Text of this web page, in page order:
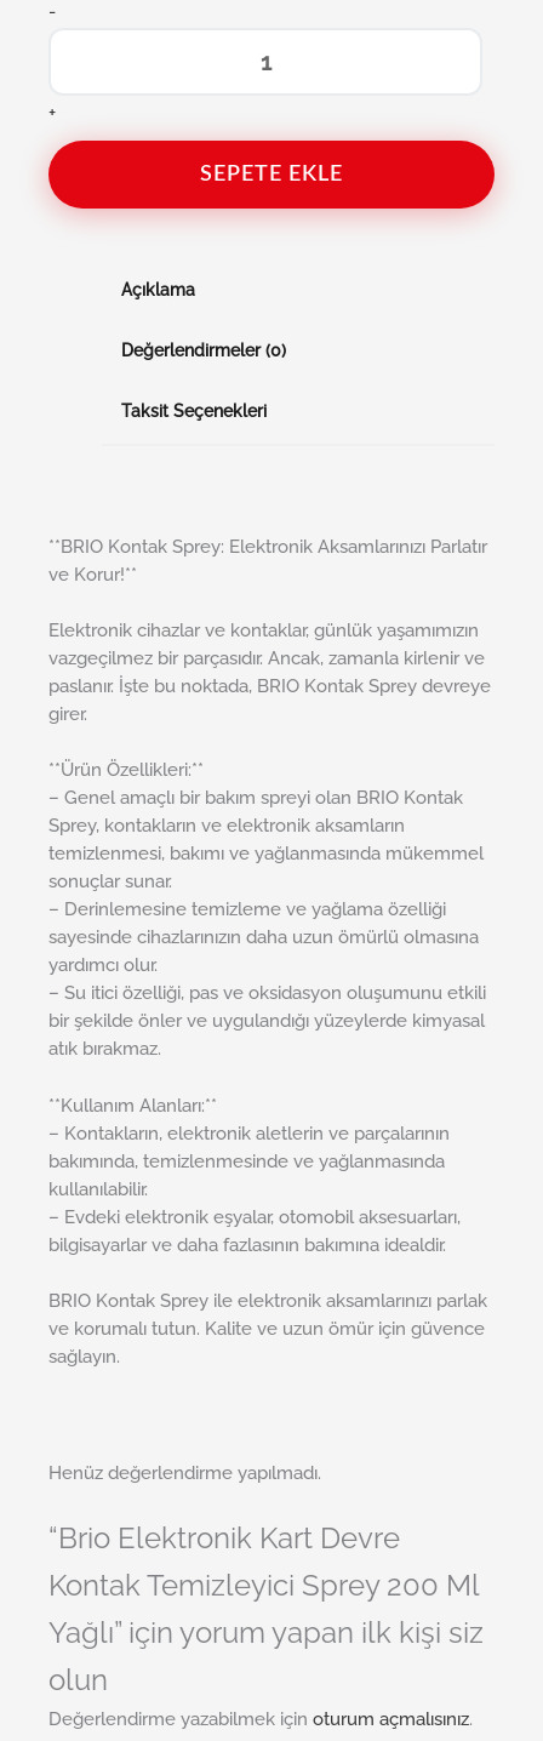
-
+
SEPETE EKLE
Açıklama
Değerlendirmeler (0)
Taksit Seçenekleri
**BRIO Kontak Sprey: Elektronik Aksamlarınızı Parlatır
ve Korur!**
Elektronik cihazlar ve kontaklar, günlük yaşamımızın
vazgeçilmez bir parçasıdır. Ancak, zamanla kirlenir ve
paslanır. İşte bu noktada, BRIO Kontak Sprey devreye
girer.
**Ürün Özellikleri:**
– Genel amaçlı bir bakım spreyi olan BRIO Kontak
Sprey, kontakların ve elektronik aksamların
temizlenmesi, bakımı ve yağlanmasında mükemmel
sonuçlar sunar.
– Derinlemesine temizleme ve yağlama özelliği
sayesinde cihazlarınızın daha uzun ömürlü olmasına
yardımcı olur.
– Su itici özelliği, pas ve oksidasyon oluşumunu etkili
bir şekilde önler ve uygulandığı yüzeylerde kimyasal
atık bırakmaz.
**Kullanım Alanları:**
– Kontakların, elektronik aletlerin ve parçalarının
bakımında, temizlenmesinde ve yağlanmasında
kullanılabilir.
– Evdeki elektronik eşyalar, otomobil aksesuarları,
bilgisayarlar ve daha fazlasının bakımına idealdir.
BRIO Kontak Sprey ile elektronik aksamlarınızı parlak
ve korumalı tutun. Kalite ve uzun ömür için güvence
sağlayın.
Henüz değerlendirme yapılmadı.
“Brio Elektronik Kart Devre
Kontak Temizleyici Sprey 200 Ml
Yağlı” için yorum yapan ilk kişi siz
olun
Değerlendirme yazabilmek için oturum açmalısınız.